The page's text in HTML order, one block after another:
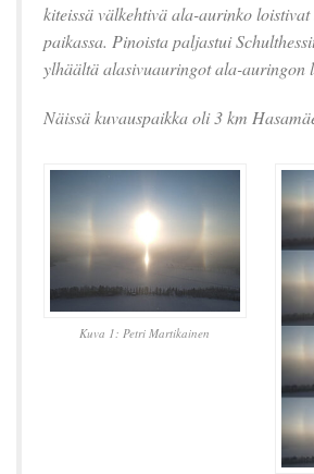
kiteissä välkehtivä ala-aurinko
paikassa. Pinoista paljastui
ylhäältä alasivuauringot ala-auringon
Näissä kuvauspaikka oli 3 km
Kuva 1: Petri Martikainen